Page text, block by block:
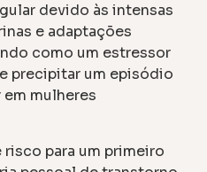
devido às intensas
e adaptações
como um estressor
precipitar um episódio
mulheres
para um primeiro